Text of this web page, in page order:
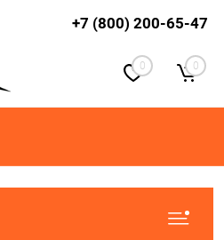
+7 (800) 200-65-47
0 0